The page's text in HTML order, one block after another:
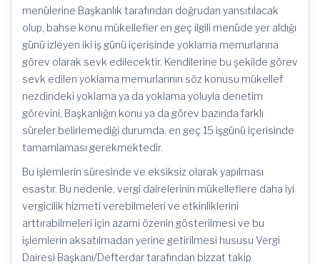
menülerine Başkanlık tarafından doğrudan yansıtılacak
olup, bahse konu mükellefler en geç ilgili menüde yer aldığı
günü izleyen iki iş günü içerisinde yoklama memurlarına
görev olarak sevk edilecektir. Kendilerine bu şekilde görev
sevk edilen yoklama memurlarının söz konusu mükellef
nezdindeki yoklama ya da yoklama yoluyla denetim
görevini, Başkanlığın konu ya da görev bazında farklı
süreler belirlemediği durumda, en geç 15 işgünü içerisinde
tamamlaması gerekmektedir.
Bu işlemlerin süresinde ve eksiksiz olarak yapılması
esastır. Bu nedenle, vergi dairelerinin mükelleflere daha iyi
vergicilik hizmeti verebilmeleri ve etkinliklerini
arttırabilmeleri için azami özenin gösterilmesi ve bu
işlemlerin aksatılmadan yerine getirilmesi hususu Vergi
Dairesi Başkanı/Defterdar tarafından bizzat takip